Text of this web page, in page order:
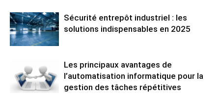
Sécurité entrepôt industriel : les
solutions indispensables en 2025
Les principaux avantages de
l’automatisation informatique pour la
gestion des tâches répétitives